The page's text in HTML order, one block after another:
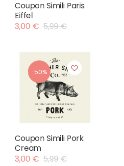
Coupon Simili Paris
Eiffel
3,00 € 5,99 €
-50%
Coupon Simili Pork
Cream
3,00 € 5,99 €